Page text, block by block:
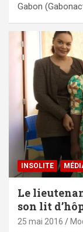
Gabon
INSOLITE
Le
son lit
25 mai 2016